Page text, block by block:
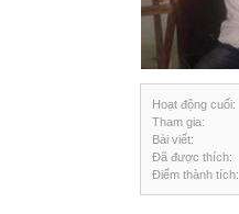
Hoạt động cuối:
Tham gia:
Bài viết:
Đã được thích:
Điểm thành tích: